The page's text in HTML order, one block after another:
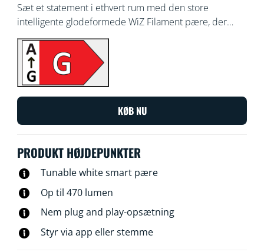
Sæt et statement i ethvert rum med den store
intelligente glodeformede WiZ Filament pære, der
giver varmt eller koldt hvidt lys. Brug WiZ appen eller
din stemme til at skrue op eller ned for lyset, eller
bruge de forudindstillede lystilstande med Wi-Fi-
opsætningen.
KØB NU
PRODUKT HØJDEPUNKTER
Tunable white smart pære
Op til 470 lumen
Nem plug and play-opsætning
Styr via app eller stemme